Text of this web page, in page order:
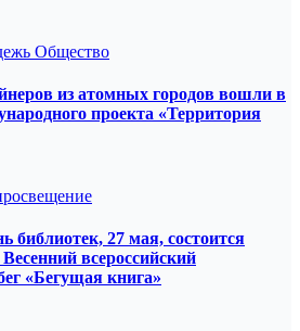
Общество
из атомных городов вошли в
проекта «Территория
библиотек, 27 мая, состоится
всероссийский
«Бегущая книга»